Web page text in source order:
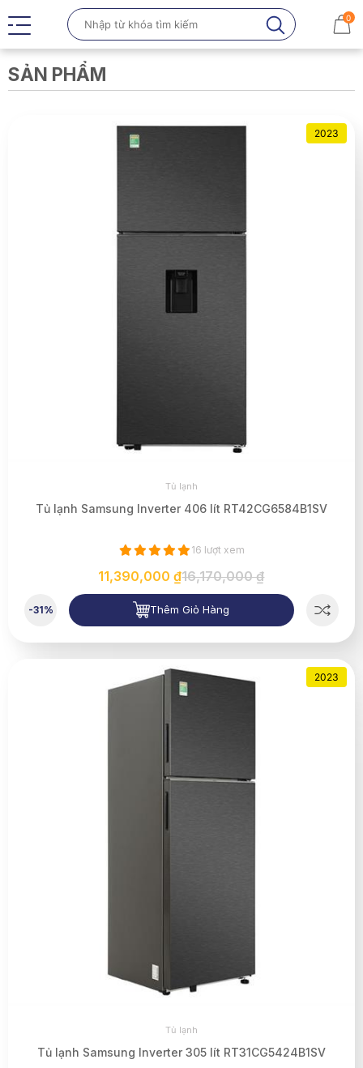
0
SẢN PHẨM
2023
Tủ lạnh
Tủ lạnh Samsung Inverter 406 lít RT42CG6584B1SV
16 lượt xem
11,390,000 ₫16,170,000 ₫
-31% Thêm Giỏ Hàng
2023
Tủ lạnh
Tủ lạnh Samsung Inverter 305 lít RT31CG5424B1SV